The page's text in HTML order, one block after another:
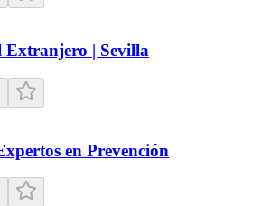
Extranjero | Sevilla
en Prevención